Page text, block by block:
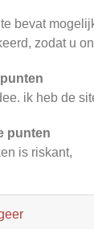
bevat
zodat u
ik heb de
punten
is riskant,